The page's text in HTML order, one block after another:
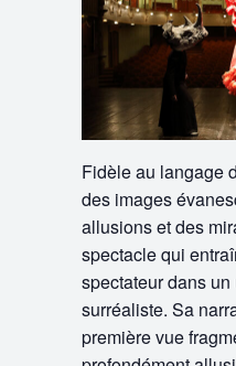
Fidèle au langage
des images
allusions et des
spectacle qui
spectateur dans
surréaliste. Sa
première vue